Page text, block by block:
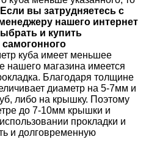
Если вы затрудняетесь с
нашего интернет
и купить
куба имеет меньшее
нашего магазина имеется
Благодаря толщине
диаметр на 5-7мм и
либо на крышку. Поэтому
до 7-10мм крышки и
прокладки и
и долговременную